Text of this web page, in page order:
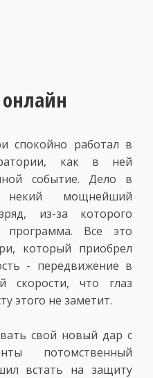
спокойно работал в
как в ней
событие. Дело в
мощнейший
из-за которого
программа. Все это
который приобрел
- передвижение в
скорости, что глаз
этого не заметит.
свой новый дар с
потомственный
встать на защиту